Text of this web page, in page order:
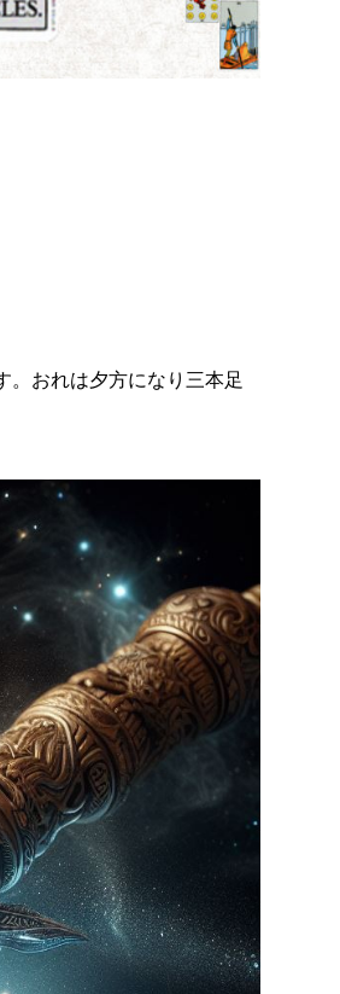
。おれは夕方になり三本足